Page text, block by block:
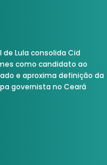
de Lula consolida Cid
como candidato ao
e aproxima definição da
governista no Ceará